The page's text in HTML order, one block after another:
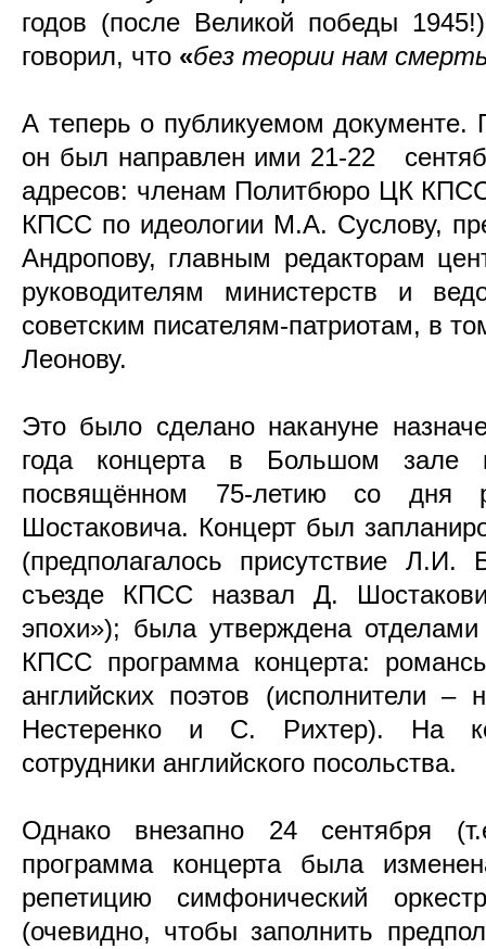
годов (после Великой победы
говорил, что «без теории нам
А теперь о публикуемом документе.
он был направлен ими 21-22
адресов: членам Политбюро ЦК
КПСС по идеологии М.А. Суслову,
Андропову, главным редакторам
руководителям министерств и
советским писателям-патриотам, в
Леонову.
Это было сделано накануне
года концерта в Большом зале
посвящённом 75-летию со дня
Шостаковича. Концерт был
(предполагалось присутствие
съезде КПСС назвал Д.
эпохи»); была утверждена
КПСС программа концерта:
английских поэтов (исполнители
Нестеренко и С. Рихтер). На
сотрудники английского посольства.
Однако внезапно 24 сентября
программа концерта была
репетицию симфонический
(очевидно, чтобы заполнить